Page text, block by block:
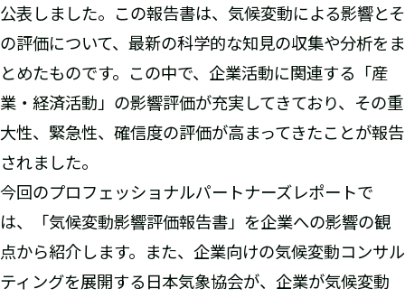
公表しました。この報告書は、気候変動による影響とそ
の評価について、最新の科学的な知見の収集や分析をま
とめたものです。この中で、企業活動に関連する「産
業・経済活動」の影響評価が充実してきており、その重
大性、緊急性、確信度の評価が高まってきたことが報告
されました。
今回のプロフェッショナルパートナーズレポートで
は、「気候変動影響評価報告書」を企業への影響の観
点から紹介します。また、企業向けの気候変動コンサル
ティングを展開する日本気象協会が、企業が気候変動